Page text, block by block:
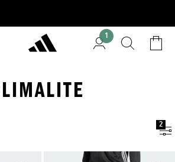
1
2